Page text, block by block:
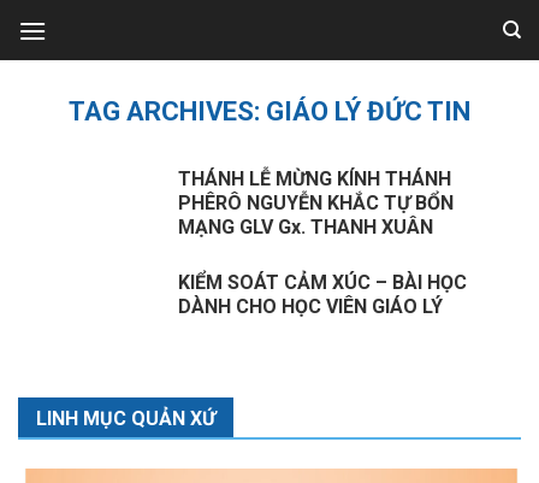
TAG ARCHIVES: GIÁO LÝ ĐỨC TIN
THÁNH LỄ MỪNG KÍNH THÁNH
PHÊRÔ NGUYỄN KHẮC TỰ BỔN
MẠNG GLV Gx. THANH XUÂN
KIỂM SOÁT CẢM XÚC – BÀI HỌC
DÀNH CHO HỌC VIÊN GIÁO LÝ
LINH MỤC QUẢN XỨ